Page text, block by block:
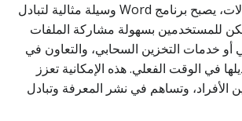
باحثين. في هذه الحالات، يصبح برنامج Word وسيلة مثالية لتبادل
للمستخدمين بسهولة مشاركة الملفات
أو خدمات التخزين السحابي، والتعاون في
في الوقت الفعلي. هذه الإمكانية تعزز
الأفراد، وتساهم في نشر المعرفة وتبادل